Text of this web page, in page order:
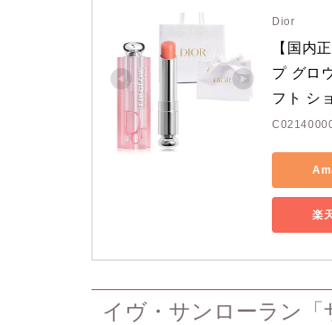
Dior
【国内
プ グロ
フト シ
楽
イヴ・サンローラン「